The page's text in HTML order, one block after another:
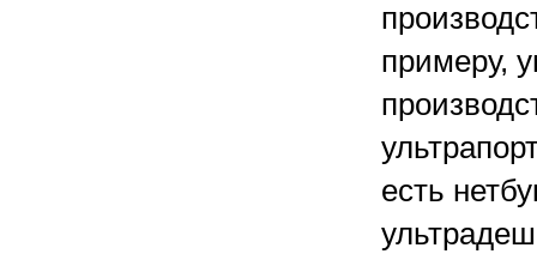
примеру,
есть